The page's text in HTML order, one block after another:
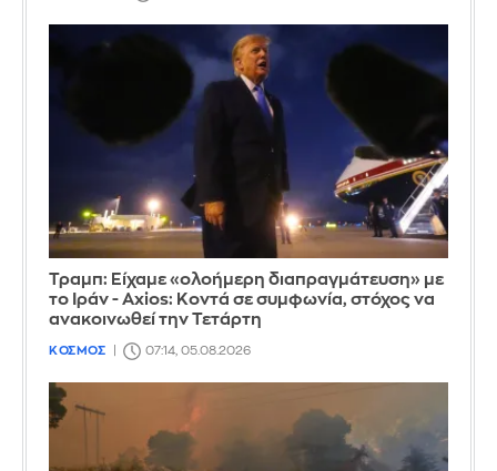
Τραμπ: Είχαμε «ολοήμερη διαπραγμάτευση» με
το Ιράν - Axios: Κοντά σε συμφωνία, στόχος να
ανακοινωθεί την Τετάρτη
ΚΟΣΜΟΣ 07:14, 05.08.2026